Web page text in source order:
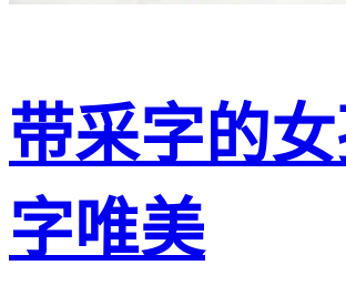
带采字的
字唯美